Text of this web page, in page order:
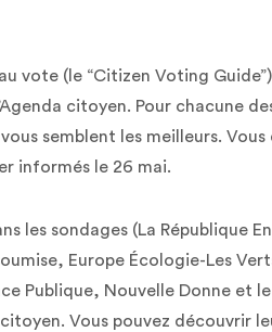
vote (le “Citizen Voting
citoyen. Pour chacune
semblent les meilleurs.
informés le 26 mai.
les sondages (La République
Europe Écologie-Les
Publique, Nouvelle Donne et
Vous pouvez découvrir